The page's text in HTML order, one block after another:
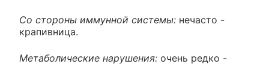
Со стороны иммунной системы: нечасто -
крапивница.
Метаболические нарушения: очень редко -